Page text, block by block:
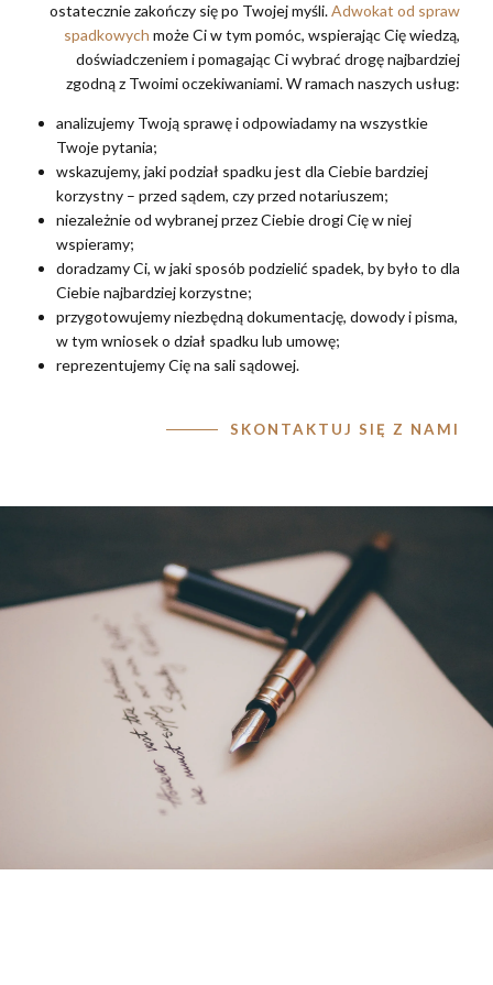
ostatecznie zakończy się po Twojej myśli.Adwokat od spraw
spadkowych może Ci w tym pomóc, wspierając Cię wiedzą,
doświadczeniem i pomagając Ci wybrać drogę najbardziej
zgodną z Twoimi oczekiwaniami. W ramach naszych usług:
analizujemy Twoją sprawę i odpowiadamy na wszystkie
Twoje pytania;
wskazujemy, jaki podział spadku jest dla Ciebie bardziej
korzystny – przed sądem, czy przed notariuszem;
niezależnie od wybranej przez Ciebie drogi Cię w niej
wspieramy;
doradzamy Ci, w jaki sposób podzielić spadek, by było to dla
Ciebie najbardziej korzystne;
przygotowujemy niezbędną dokumentację, dowody i pisma,
w tym wniosek o dział spadku lub umowę;
reprezentujemy Cię na sali sądowej.
SKONTAKTUJ SIĘ Z NAMI